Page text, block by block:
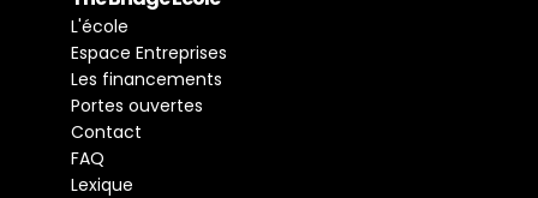
L'école
Espace Entreprises
Les financements
Portes ouvertes
Contact
FAQ
Lexique